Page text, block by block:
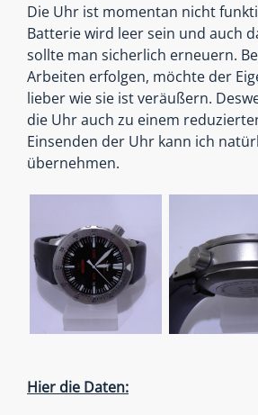
Die Uhr ist momentan nicht
Batterie wird leer sein und auch
sollte man sicherlich erneuern.
Arbeiten erfolgen, möchte der
lieber wie sie ist veräußern.
die Uhr auch zu einem
Einsenden der Uhr kann ich
übernehmen.
Hier die Daten: